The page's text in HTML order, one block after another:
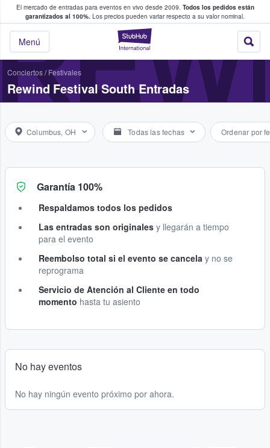
El mercado de entradas para eventos en vivo desde 2009. Todos los pedidos están
garantizados al 100%. Los precios pueden variar respecto a su valor nominal.
StubHub:
Menú
y venta de entradas entre fans
Conciertos/ Festivales
Rewind Festival South Entradas
Columbus, OH Todas las fechas Ordenar por
Garantía 100%
Respaldamos todos los pedidos
Las entradas son originales y llegarán a tiempo
para el evento
Reembolso total si el evento se cancela y no se
reprograma
Servicio de Atención al Cliente en todo
momento hasta tu asiento
No hay eventos
No hay ningún evento próximo por ahora.